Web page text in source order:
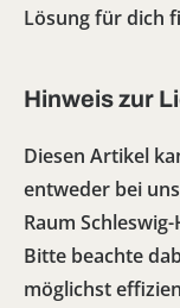
Lösung für dich
Hinweis zur
Diesen Artikel
entweder bei
Raum
Bitte beachte
möglichst